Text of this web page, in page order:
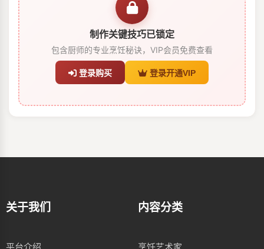
制作关键技巧已锁定
包含厨师的专业烹饪秘诀，VIP会员免费查看
登录购买 登录开通VIP
关于我们 内容分类